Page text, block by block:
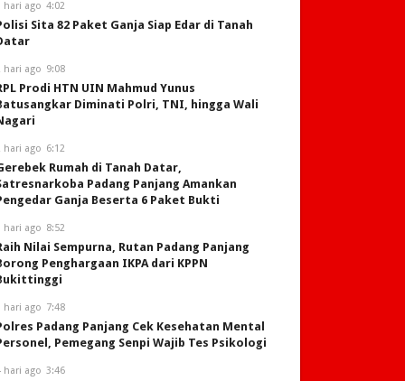
hari ago 4:02
Sita 82 Paket Ganja Siap Edar di Tanah
hari ago 9:08
Prodi HTN UIN Mahmud Yunus
Diminati Polri, TNI, hingga Wali
hari ago 6:12
Rumah di Tanah Datar,
Padang Panjang Amankan
Ganja Beserta 6 Paket Bukti
hari ago 8:52
Nilai Sempurna, Rutan Padang Panjang
Penghargaan IKPA dari KPPN
hari ago 7:48
Padang Panjang Cek Kesehatan Mental
Pemegang Senpi Wajib Tes Psikologi
hari ago 3:46